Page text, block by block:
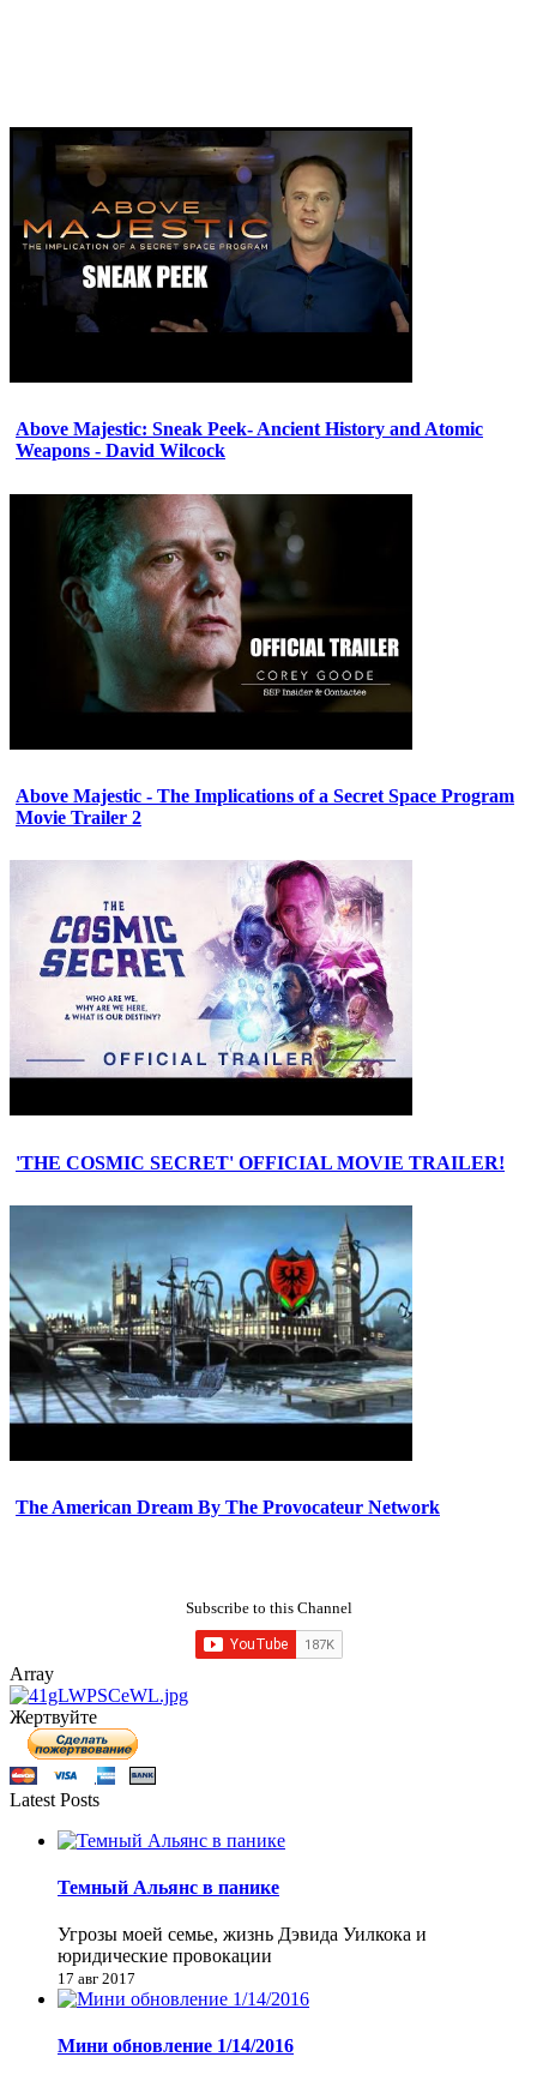
Above Majestic: Sneak Peek- Ancient History and Atomic
Weapons - David Wilcock
Above Majestic - The Implications of a Secret Space Program
Movie Trailer 2
'THE COSMIC SECRET' OFFICIAL MOVIE TRAILER!
The American Dream By The Provocateur Network
Subscribe to this Channel
Array
Жертвуйте
Latest Posts
Темный Альянс в панике
Угрозы моей семье, жизнь Дэвида Уилкока и
юридические провокации
17 авг 2017
Мини обновление 1/14/2016